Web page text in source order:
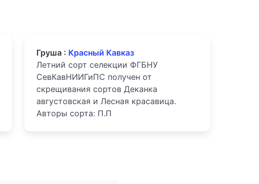
Груша : Красный Кавказ
Летний сорт селекции ФГБНУ
СевКавНИИГиПС получен от
скрещивания сортов Деканка
августовская и Лесная красавица.
Авторы сорта: П.П